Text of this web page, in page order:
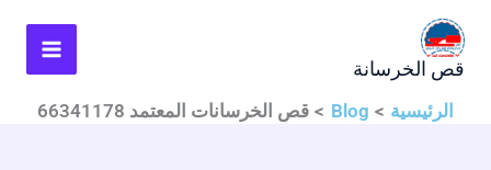
تخطي
المحتوىقص الخرسانة
الرئيسية Blog قص الخرسانات المعتمد 66341178